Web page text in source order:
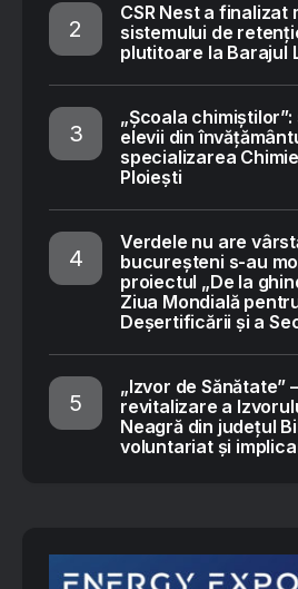
CSR Nest a finalizat
sistemului de
plutitoare la Barajul
„Școala
elevii din
specializarea
Ploiești
Verdele nu are
bucureșteni s-au
proiectul „De la
Ziua Mondială
Deșertificării și a
„Izvor de Sănătate”
revitalizare a
Neagră din județul
voluntariat și